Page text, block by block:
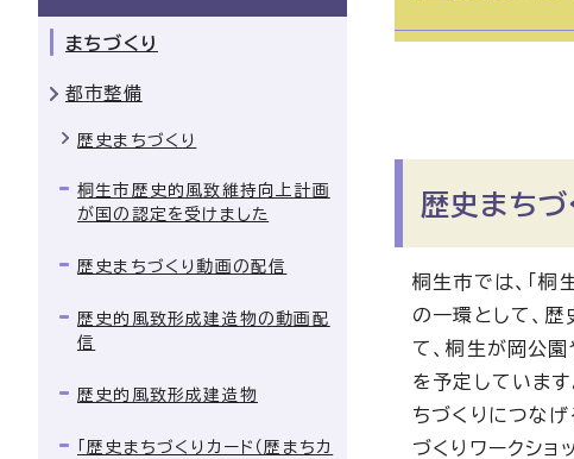
歴史まちづ
桐生市では、「桐
の一環として、歴
て、桐生が岡公
を予定していま
ちづくりにつな
づくりワークショ
まちづくり
都市整備
歴史まちづくり
桐生市歴史的風致維持向上計画
が国の認定を受けました
歴史まちづくり動画の配信
歴史的風致形成建造物の動画配
信
歴史的風致形成建造物
「歴史まちづくりカード（歴まちカ